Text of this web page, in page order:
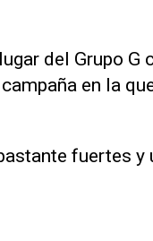
‌del Grupo G
en ‌la
fuertes y